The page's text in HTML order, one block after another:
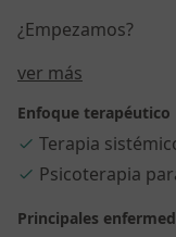
¿Empezamos?
ver más
Enfoque terapéutico
Terapia
Psicoterapia
Principales